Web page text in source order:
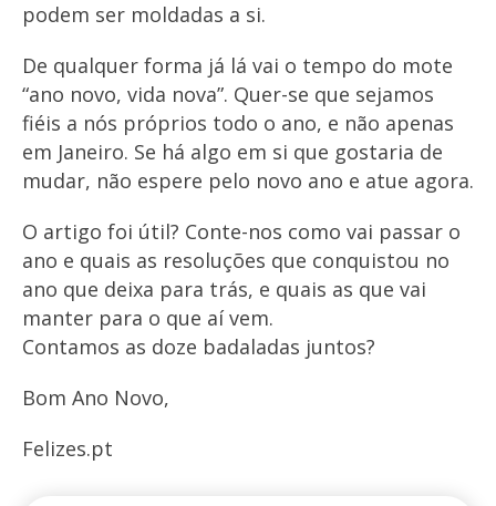
podem ser moldadas a si.
De qualquer forma já lá vai o tempo do mote
“ano novo, vida nova”. Quer-se que sejamos
fiéis a nós próprios todo o ano, e não apenas
em Janeiro. Se há algo em si que gostaria de
mudar, não espere pelo novo ano e atue agora.
O artigo foi útil? Conte-nos como vai passar o
ano e quais as resoluções que conquistou no
ano que deixa para trás, e quais as que vai
manter para o que aí vem.
Contamos as doze badaladas juntos?
Bom Ano Novo,
Felizes.pt